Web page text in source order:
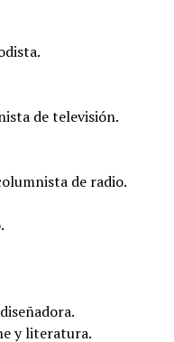
de televisión.
de radio.
y literatura.